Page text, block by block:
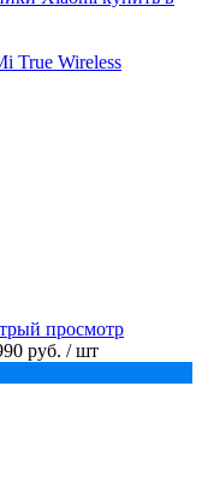
True Wireless
просмотр
руб. / шт